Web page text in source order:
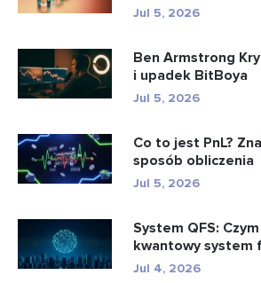
Jul 5, 2026
Ben Armstrong
i upadek BitBoya
Jul 5, 2026
Co to jest PnL?
sposób obliczenia
Jul 5, 2026
System QFS:
kwantowy system
Jul 4, 2026